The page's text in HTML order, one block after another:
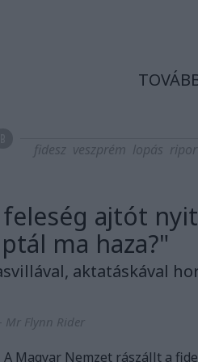
fidesz veszprém lopás
feleség ajtót
ma haza?"
aktatáskával
- Mr Flynn Rider
A Magyar Nemzet rászállt a